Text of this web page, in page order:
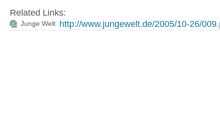
Related Links:
Junge Welt http://www.jungewelt.de/2005/10-26/